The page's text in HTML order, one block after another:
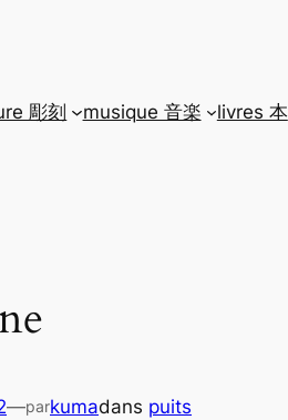
彫刻 musique 音楽 livres 本
—parkumadans puits